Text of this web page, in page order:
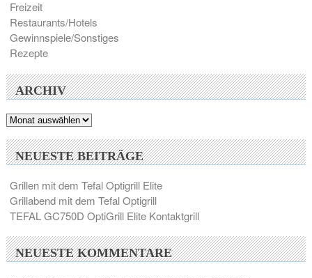
Freizeit
Restaurants/Hotels
Gewinnspiele/Sonstiges
Rezepte
ARCHIV
Archiv
NEUESTE BEITRÄGE
Grillen mit dem Tefal Optigrill Elite
Grillabend mit dem Tefal Optigrill
TEFAL GC750D OptiGrill Elite Kontaktgrill
NEUESTE KOMMENTARE